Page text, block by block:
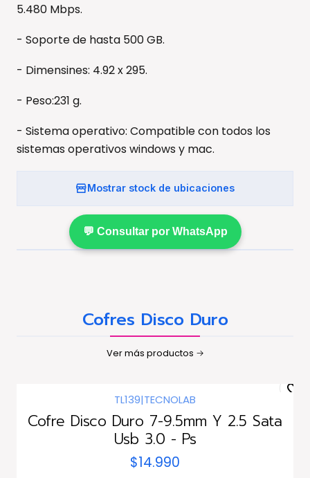
5.480 Mbps.
- Soporte de hasta 500 GB.
- Dimensines: 4.92 x 295.
- Peso:231 g.
- Sistema operativo: Compatible con todos los
sistemas operativos windows y mac.
Mostrar stock de ubicaciones
💬 Consultar por WhatsApp
Cofres Disco Duro
Ver más productos
TL139|TECNOLAB
Cofre Disco Duro 7-9.5mm Y 2.5 Sata
Usb 3.0 - Ps
$14.990